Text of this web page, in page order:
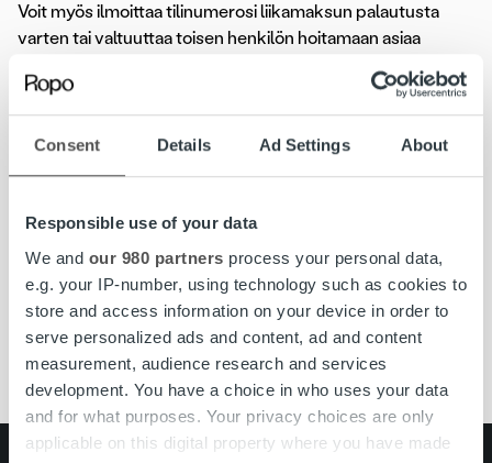
Consent Details Ad Settings About
Responsible use of your data
We and our 980 partners process your personal data,
e.g. your IP-number, using technology such as cookies to
store and access information on your device in order to
serve personalized ads and content, ad and content
measurement, audience research and services
development. You have a choice in who uses your data
and for what purposes. Your privacy choices are only
applicable on this digital property where you have made
Voit myös ilmoittaa tilinumerosi liikamaksun palautusta
varten tai valtuuttaa toisen henkilön hoitamaan asiaa
Tarkista, löytyisikö vastaus kysymykseesi Ropon
UKK:sta
kysymykset -sivun, josta löydät vastauksia yleisimmin
kysyttyihin kysymyksiin.
loppuasiakaspalvelu MyRopo